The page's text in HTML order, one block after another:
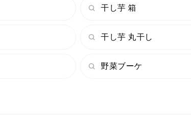
干し芋 箱
干し芋 丸干し
野菜ブーケ